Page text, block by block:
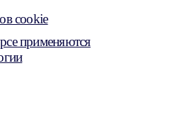
cookie
применяются